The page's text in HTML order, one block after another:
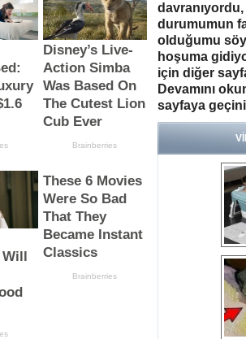
durumumun
olduğumu
hoşuma
için diğer
Devamını
sayfaya
Açılır
Seyyar